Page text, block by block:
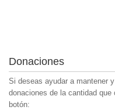
Donaciones
Si deseas ayudar a mantener
donaciones de la cantidad
botón: